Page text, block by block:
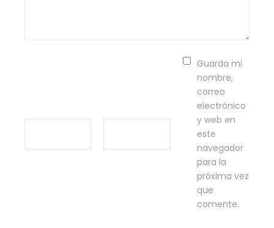
Guarda mi
nombre,
correo
electrónico
y web en
este
navegador
para la
próxima vez
que
comente.